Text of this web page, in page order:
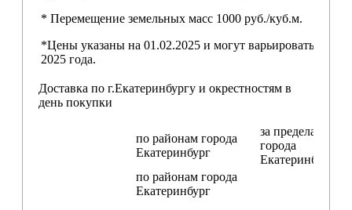
* Перемещение земельных масс 1000 руб./куб.м.
*Цены указаны на 01.02.2025 и могут варьироваться
2025 года.
Доставка по г.Екатеринбургу и окрестностям в
день покупки
по районам города
Екатеринбург
за пределами
города
Екатеринбург
по районам города
Екатеринбург